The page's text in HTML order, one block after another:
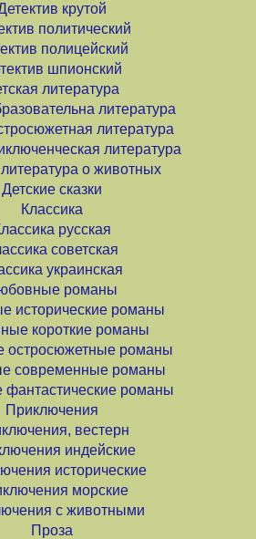
крутой
политический
полицейский
шпионский
литература
литература
литература
литература
о животных
Детские сказки
Классика
русская
советская
украинская
романы
исторические романы
короткие романы
остросюжетные романы
современные романы
романы
Приключения
вестерн
индейские
исторические
морские
с животными
Проза